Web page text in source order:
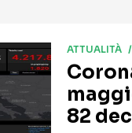
ATTUALITÀ
82